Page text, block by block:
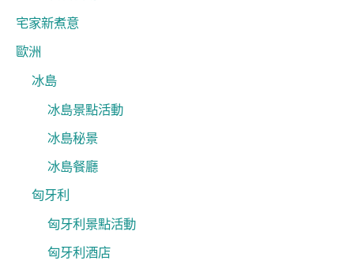
宅家新煮意
歐洲
冰島
冰島景點活動
冰島秘景
冰島餐廳
匈牙利
匈牙利景點活動
匈牙利酒店